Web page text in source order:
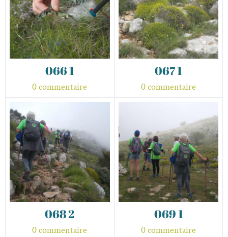
066 1
0 commentaire
067 1
0 commentaire
068 2
0 commentaire
069 1
0 commentaire